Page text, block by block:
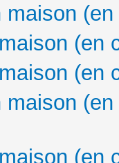
(en
(en
(en